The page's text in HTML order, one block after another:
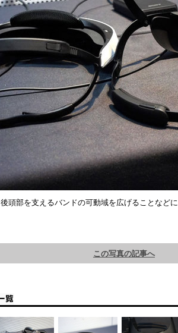
後頭部を支えるバンドの可動域を広げることなど
この写真の記事へ